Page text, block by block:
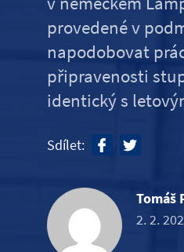
provedené v
napodobovat
připravenosti
identický s
Sdílet:
Tomáš
2. 2.